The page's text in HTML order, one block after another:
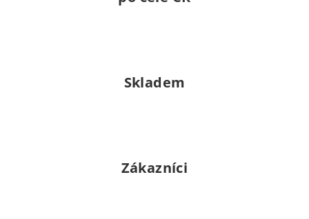
Skladem
Zákazníci